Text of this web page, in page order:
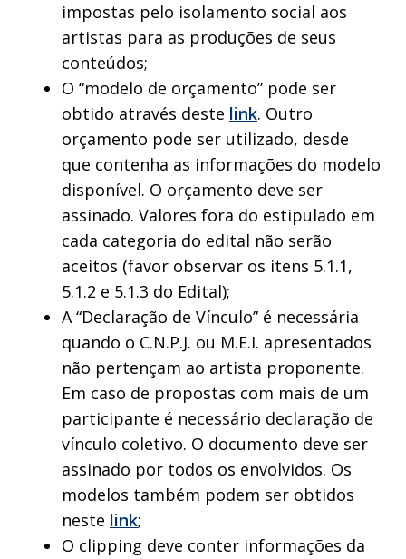
impostas pelo isolamento social aos
artistas para as produções de seus
conteúdos;
O “modelo de orçamento” pode ser
obtido através deste link. Outro
orçamento pode ser utilizado, desde
que contenha as informações do modelo
disponível. O orçamento deve ser
assinado. Valores fora do estipulado em
cada categoria do edital não serão
aceitos (favor observar os itens 5.1.1,
5.1.2 e 5.1.3 do Edital);
A “Declaração de Vínculo” é necessária
quando o C.N.P.J. ou M.E.I. apresentados
não pertençam ao artista proponente.
Em caso de propostas com mais de um
participante é necessário declaração de
vínculo coletivo. O documento deve ser
assinado por todos os envolvidos. Os
modelos também podem ser obtidos
neste link;
O clipping deve conter informações da